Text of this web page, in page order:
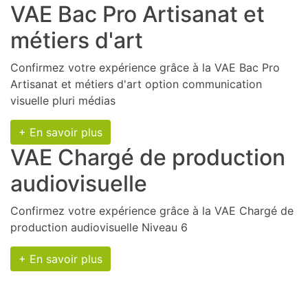
VAE Bac Pro Artisanat et
métiers d'art
Confirmez votre expérience grâce à la VAE Bac Pro
Artisanat et métiers d'art option communication
visuelle pluri médias
+ En savoir plus
VAE Chargé de production
audiovisuelle
Confirmez votre expérience grâce à la VAE Chargé de
production audiovisuelle Niveau 6
+ En savoir plus